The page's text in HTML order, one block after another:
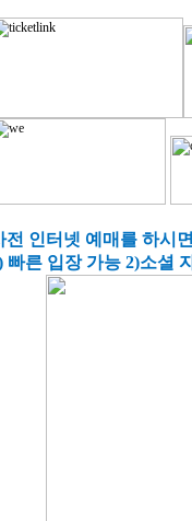
전 인터넷 예매를 하시면
빠른 입장 가능 2)소셜